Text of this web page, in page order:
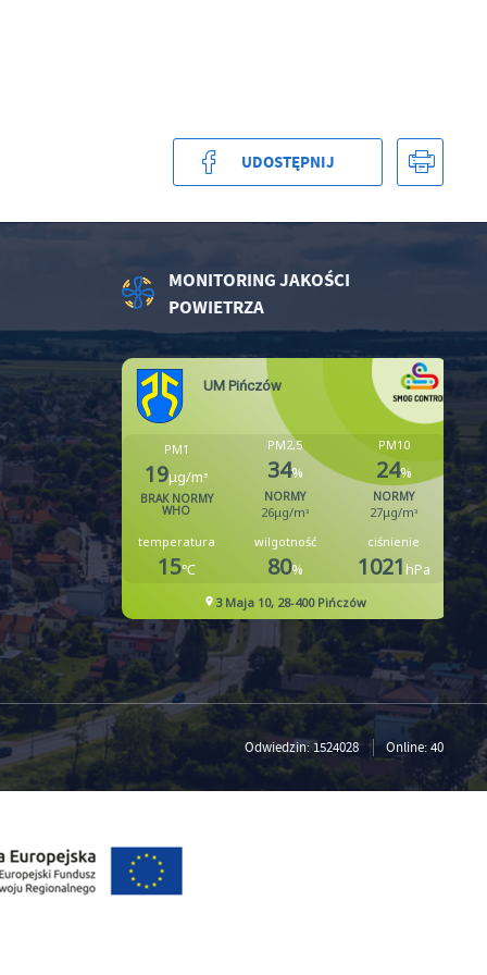
UDOSTĘPNIJ
MONITORING JAKOŚCI
POWIETRZA
Odwiedzin: 1524028 Online: 40